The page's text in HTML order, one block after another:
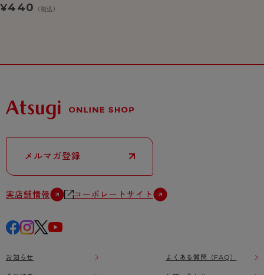
¥440 （税込）
メルマガ登録
実店舗情報 コーポレートサイト
お知らせ よくある質問（FAQ）